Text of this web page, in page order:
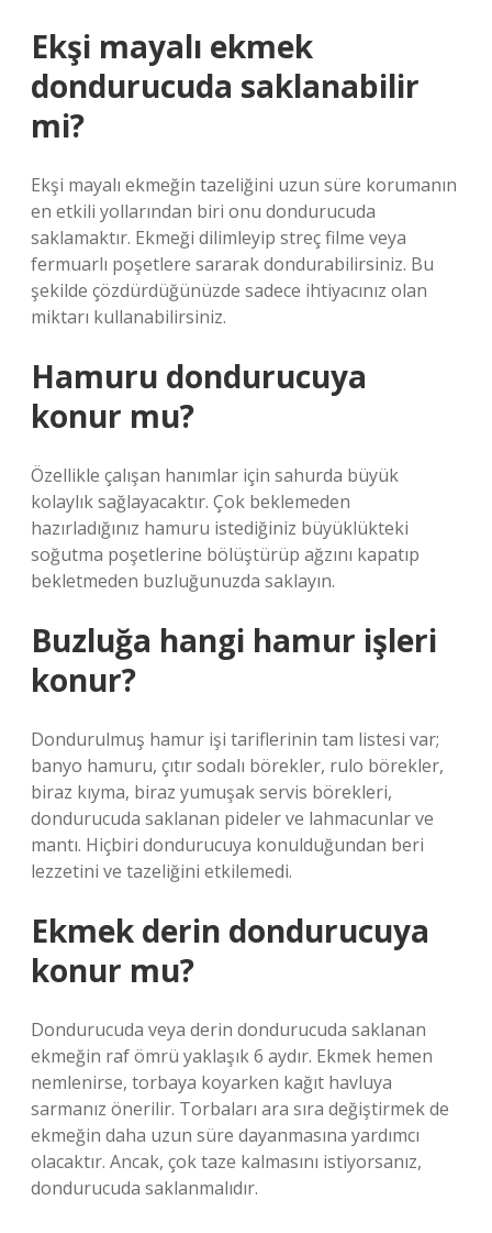
Ekşi mayalı ekmek
dondurucuda saklanabilir
mi?
Ekşi mayalı ekmeğin tazeliğini uzun süre korumanın
en etkili yollarından biri onu dondurucuda
saklamaktır. Ekmeği dilimleyip streç filme veya
fermuarlı poşetlere sararak dondurabilirsiniz. Bu
şekilde çözdürdüğünüzde sadece ihtiyacınız olan
miktarı kullanabilirsiniz.
Hamuru dondurucuya
konur mu?
Özellikle çalışan hanımlar için sahurda büyük
kolaylık sağlayacaktır. Çok beklemeden
hazırladığınız hamuru istediğiniz büyüklükteki
soğutma poşetlerine bölüştürüp ağzını kapatıp
bekletmeden buzluğunuzda saklayın.
Buzluğa hangi hamur işleri
konur?
Dondurulmuş hamur işi tariflerinin tam listesi var;
banyo hamuru, çıtır sodalı börekler, rulo börekler,
biraz kıyma, biraz yumuşak servis börekleri,
dondurucuda saklanan pideler ve lahmacunlar ve
mantı. Hiçbiri dondurucuya konulduğundan beri
lezzetini ve tazeliğini etkilemedi.
Ekmek derin dondurucuya
konur mu?
Dondurucuda veya derin dondurucuda saklanan
ekmeğin raf ömrü yaklaşık 6 aydır. Ekmek hemen
nemlenirse, torbaya koyarken kağıt havluya
sarmanız önerilir. Torbaları ara sıra değiştirmek de
ekmeğin daha uzun süre dayanmasına yardımcı
olacaktır. Ancak, çok taze kalmasını istiyorsanız,
dondurucuda saklanmalıdır.